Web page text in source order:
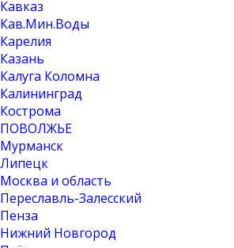
Кавказ
Кав.Мин.Воды
Карелия
Казань
Калуга Коломна
Калининград
Кострома
ПОВОЛЖЬЕ
Мурманск
Липецк
Москва и область
Переславль-Залесский
Пенза
Нижний Новгород